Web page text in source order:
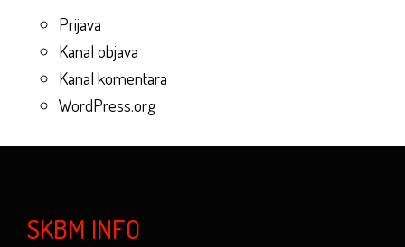
Prijava
Kanal objava
Kanal komentara
WordPress.org
SKBM INFO